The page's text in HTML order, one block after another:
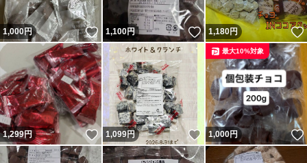
1,000円 いいね！
1,100円 いいね！
1,180円
1,299円 いいね！
1,099円 いいね！
1,000円
最大10%対象